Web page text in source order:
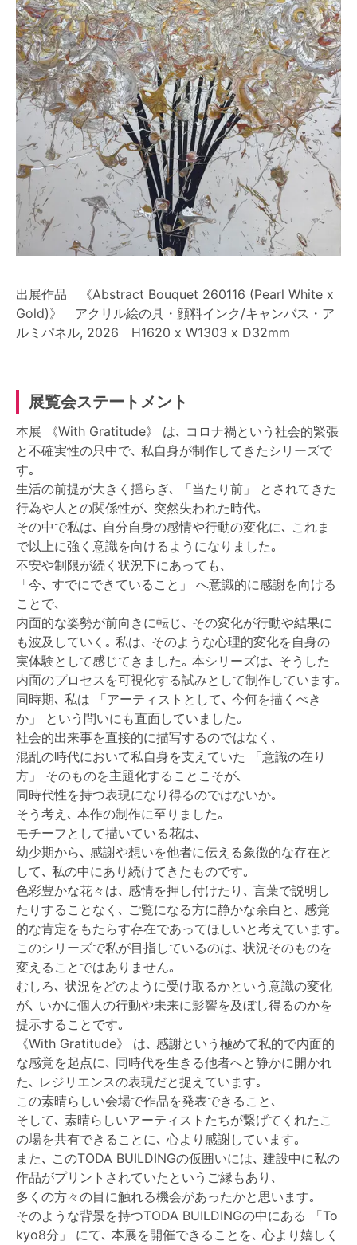
出展作品 《Abstract Bouquet 260116 (Pearl White x
Gold)》 アクリル絵の具・顔料インク/キャンバス・ア
ルミパネル, 2026 H1620 x W1303 x D32mm
展覧会ステートメント
本展 《With Gratitude》 は､ コロナ禍という社会的緊張
と不確実性の只中で､ 私自身が制作してきたシリーズで
す｡
生活の前提が大きく揺らぎ､ 「当たり前」 とされてきた
行為や人との関係性が､ 突然失われた時代｡
その中で私は､ 自分自身の感情や行動の変化に､ これま
で以上に強く意識を向けるようになりました｡
不安や制限が続く状況下にあっても､
「今､ すでにできていること」 へ意識的に感謝を向ける
ことで､
内面的な姿勢が前向きに転じ､ その変化が行動や結果に
も波及していく｡ 私は､ そのような心理的変化を自身の
実体験として感じてきました｡ 本シリーズは､ そうした
内面のプロセスを可視化する試みとして制作しています｡
同時期､ 私は 「アーティストとして､ 今何を描くべき
か」 という問いにも直面していました｡
社会的出来事を直接的に描写するのではなく､
混乱の時代において私自身を支えていた 「意識の在り
方」 そのものを主題化することこそが､
同時代性を持つ表現になり得るのではないか｡
そう考え､ 本作の制作に至りました｡
モチーフとして描いている花は､
幼少期から､ 感謝や想いを他者に伝える象徴的な存在と
して､ 私の中にあり続けてきたものです｡
色彩豊かな花々は､ 感情を押し付けたり､ 言葉で説明し
たりすることなく､ ご覧になる方に静かな余白と､ 感覚
的な肯定をもたらす存在であってほしいと考えています｡
このシリーズで私が目指しているのは､ 状況そのものを
変えることではありません｡
むしろ､ 状況をどのように受け取るかという意識の変化
が､ いかに個人の行動や未来に影響を及ぼし得るのかを
提示することです｡
《With Gratitude》 は､ 感謝という極めて私的で内面的
な感覚を起点に､ 同時代を生きる他者へと静かに開かれ
た､ レジリエンスの表現だと捉えています｡
この素晴らしい会場で作品を発表できること､
そして､ 素晴らしいアーティストたちが繋げてくれたこ
の場を共有できることに､ 心より感謝しています｡
また､ このTODA BUILDINGの仮囲いには､ 建設中に私の
作品がプリントされていたというご縁もあり､
多くの方々の目に触れる機会があったかと思います｡
そのような背景を持つTODA BUILDINGの中にある 「To
kyo8分」 にて､ 本展を開催できることを､ 心より嬉しく